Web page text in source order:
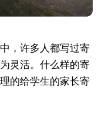
，许多人都写过寄
灵活。什么样的寄
的给学生的家长寄